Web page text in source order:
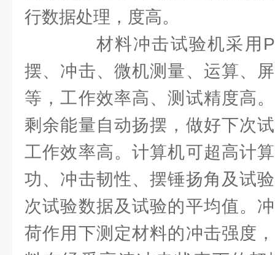
行数据处理，度高。
材料冲击试验机采用
摆、冲击、微机测量、运算、
等，工作效率高、测试精度高
剩余能量自动扬摆，做好下次
工作效率高。计算机可超高计
功、冲击韧性、摆锤扬角及试
次试验数据及试验的平均值。
荷作用下测定材料的冲击强度